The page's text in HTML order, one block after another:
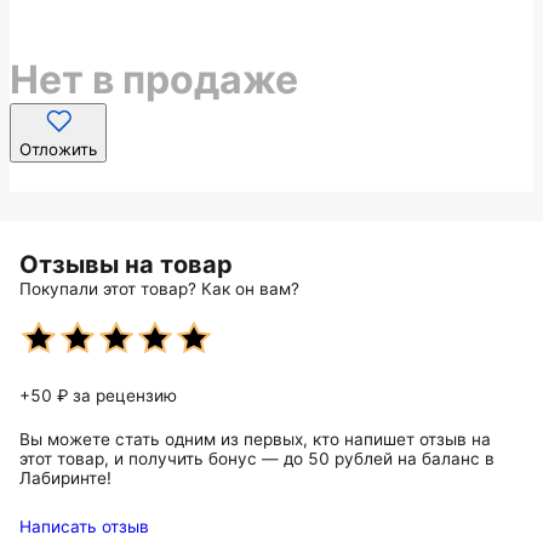
Нет в продаже
Отложить
Отзывы на товар
Покупали этот товар? Как он вам?
+50 ₽ за рецензию
Вы можете стать одним из первых, кто напишет отзыв на
этот товар, и получить бонус — до 50 рублей на баланс в
Лабиринте!
Написать отзыв